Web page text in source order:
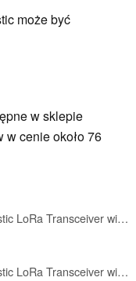
może być
w sklepie
cenie około 76
ELECROW Meshtastic LoRa Transceiver with GPS and nRF52840 &1.54" EPD Screen
ELECROW Meshtastic LoRa Transceiver with GPS and ESP32-S3 &1.54" EPD Screen